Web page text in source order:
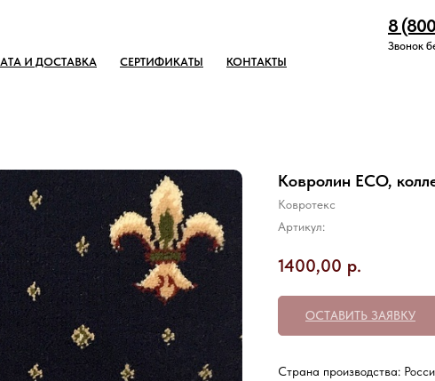
8
И ДОСТАВКА СЕРТИФИКАТЫ КОНТАКТЫ
Звонок
Ковролин ECO,
Ковротекс
Артикул:
1400,00 р.
ОСТАВИТЬ ЗАЯВКУ
Страна производства: